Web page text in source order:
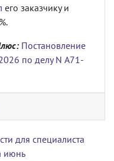
его заказчику и
Постановление
по делу N А71-
для специалиста
июнь